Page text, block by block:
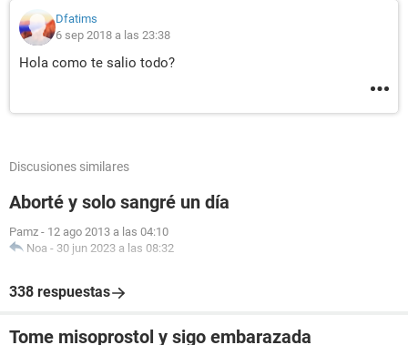
Dfatims
6 sep 2018 a las 23:38
Hola como te salio todo?
Discusiones similares
Aborté y solo sangré un día
Pamz - 12 ago 2013 a las 04:10
Noa - 30 jun 2023 a las 08:32
338 respuestas
Tome misoprostol y sigo embarazada